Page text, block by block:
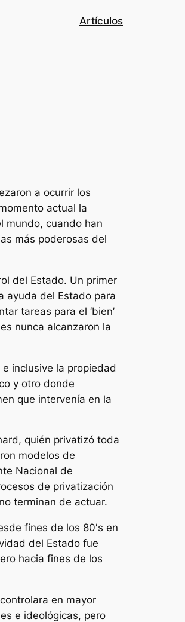
Artículos
a ocurrir los
actual la
mundo, cuando han
más poderosas del
del Estado. Un primer
ayuda del Estado para
tareas para el ‘bien’
nunca alcanzaron la
inclusive la propiedad
y otro donde
que intervenía en la
quién privatizó toda
modelos de
Nacional de
de privatización
terminan de actuar.
fines de los 80′s en
del Estado fue
hacia fines de los
en mayor
e ideológicas, pero